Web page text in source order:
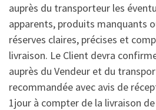
auprès du transporteur les
apparents, produits manquants
réserves claires, précises et
livraison. Le Client devra
auprès du Vendeur et du
recommandée avec avis de
1jour à compter de la livraison